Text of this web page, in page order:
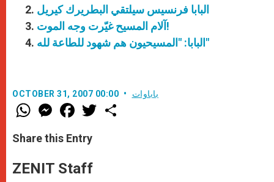
البابا فرنسيس سيلتقي البطريرك كيريل
آلام المسيح غيّرت وجه الموت!
البابا: "المسيحيون هم شهود للطاعة لله"
OCTOBER 31, 2007 00:00 باباوات
W
h
t
s
p
p
M
e
s
e
g
e
F
a
e
b
o
k
w
Share this Entry
ZENIT Staff